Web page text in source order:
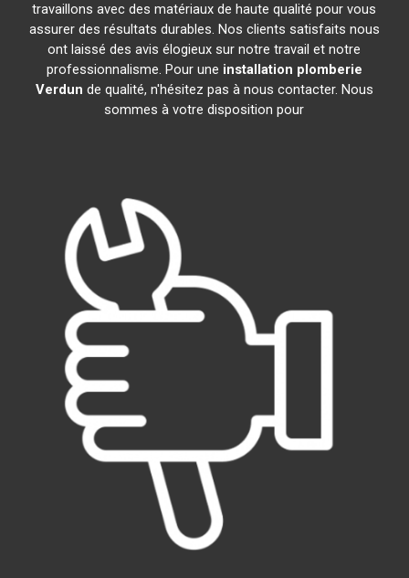
travaillons avec des matériaux de haute qualité pour vous
assurer des résultats durables. Nos clients satisfaits nous
ont laissé des avis élogieux sur notre travail et notre
professionnalisme. Pour une installation plomberie
Verdun de qualité, n'hésitez pas à nous contacter. Nous
sommes à votre disposition pour